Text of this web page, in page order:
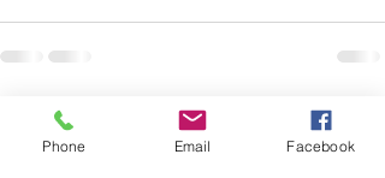
最新記事 すべて表示
Phone Email Facebook